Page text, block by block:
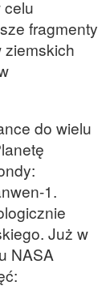
celu
fragmenty
ziemskich
do wielu
1.
Już w
NASA